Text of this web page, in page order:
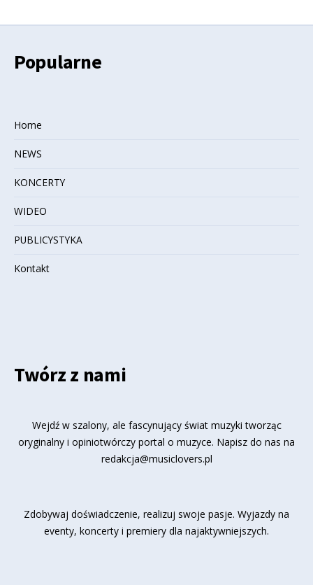
Popularne
Home
NEWS
KONCERTY
WIDEO
PUBLICYSTYKA
Kontakt
Twórz z nami
Wejdź w szalony, ale fascynujący świat muzyki tworząc
oryginalny i opiniotwórczy portal o muzyce. Napisz do nas na
redakcja@musiclovers.pl
Zdobywaj doświadczenie, realizuj swoje pasje. Wyjazdy na
eventy, koncerty i premiery dla najaktywniejszych.